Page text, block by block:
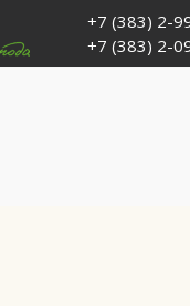
+7 (383) 2-
+7 (383) 2-